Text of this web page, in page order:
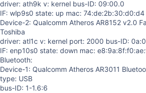
driver: ath9k v: kernel bus-ID: 09:00.0
IF: wlp9s0 state: up mac: 74:de:2b:30:d0:d4
Device-2: Qualcomm Atheros AR8152 v2.0
Toshiba
driver: atl1c v: kernel port: 2000 bus-ID:
IF: enp10s0 state: down mac:
Bluetooth:
Device-1: Qualcomm Atheros AR3011
type: USB
bus-ID: 1-1.6:6